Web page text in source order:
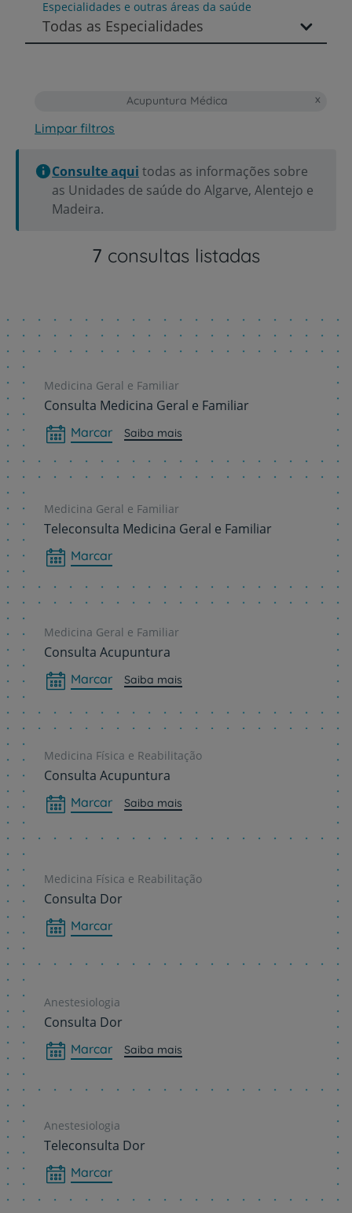
Especialidades e outras áreas da saúde
Todas as Especialidades
Acupuntura Médica
Limpar filtros
Consulte aqui todas as informações sobre
as Unidades de saúde do Algarve, Alentejo e
Madeira.
7 consultas listadas
Medicina Geral e Familiar
Consulta Medicina Geral e Familiar
Marcar Saiba mais
Medicina Geral e Familiar
Teleconsulta Medicina Geral e Familiar
Marcar
Medicina Geral e Familiar
Consulta Acupuntura
Marcar Saiba mais
Medicina Física e Reabilitação
Consulta Acupuntura
Marcar Saiba mais
Medicina Física e Reabilitação
Consulta Dor
Marcar
Anestesiologia
Consulta Dor
Marcar Saiba mais
Anestesiologia
Teleconsulta Dor
Marcar